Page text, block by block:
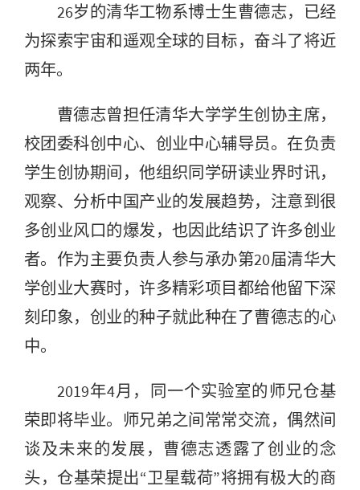
26岁的清华工物系博士生曹德志，已经
为探索宇宙和遥观全球的目标，奋斗了将近
两年。
曹德志曾担任清华大学学生创协主席，
校团委科创中心、创业中心辅导员。在负责
学生创协期间，他组织同学研读业界时讯，
观察、分析中国产业的发展趋势，注意到很
多创业风口的爆发，也因此结识了许多创业
者。作为主要负责人参与承办第20届清华大
学创业大赛时，许多精彩项目都给他留下深
刻印象，创业的种子就此种在了曹德志的心
中。
2019年4月，同一个实验室的师兄仓基
荣即将毕业。师兄弟之间常常交流，偶然间
谈及未来的发展，曹德志透露了创业的念
头，仓基荣提出“卫星载荷”将拥有极大的商